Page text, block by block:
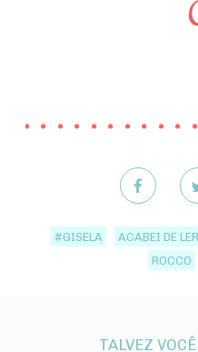
#GISELA ACABEI DE LER
ROCCO
TALVEZ